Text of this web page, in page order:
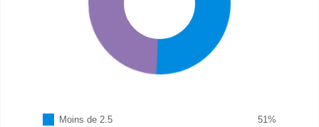
Moins de 2.5 %
51